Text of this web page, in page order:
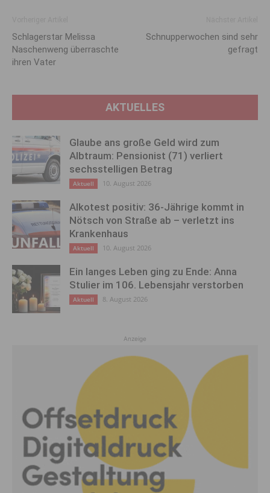
Schlagerstar Melissa
Naschenweng überraschte
ihren Vater
Schnupperwochen sind sehr
gefragt
AKTUELLES
Glaube ans große Geld wird zum
Albtraum: Pensionist (71) verliert
sechsstelligen Betrag
Aktuell 10. August 2026
Alkotest positiv: 36-Jährige kommt in
Nötsch von Straße ab – verletzt ins
Krankenhaus
Aktuell 10. August 2026
Ein langes Leben ging zu Ende: Anna
Stulier im 106. Lebensjahr verstorben
Aktuell 8. August 2026
Anzeige